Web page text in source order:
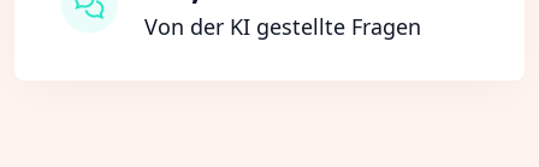
Von der KI gestellte Fragen